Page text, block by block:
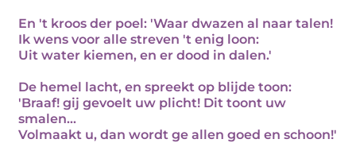
En 't kroos der poel: 'Waar dwazen al naar talen!
Ik wens voor alle streven 't enig loon:
Uit water kiemen, en er dood in dalen.'
De hemel lacht, en spreekt op blijde toon:
'Braaf! gij gevoelt uw plicht! Dit toont uw
smalen...
Volmaakt u, dan wordt ge allen goed en schoon!'